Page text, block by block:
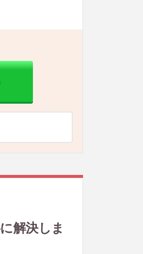
解決しま